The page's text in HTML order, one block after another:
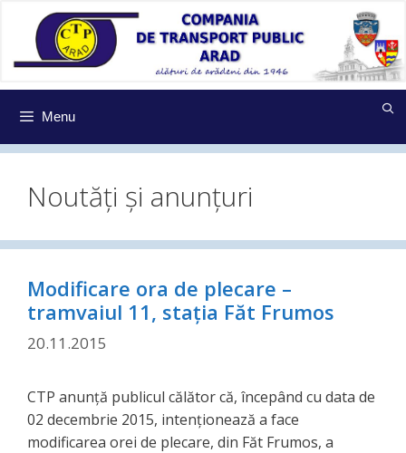
conținut
Menu
Noutăți și anunțuri
Modificare ora de plecare –
tramvaiul 11, stația Făt Frumos
20.11.2015
CTP anunţă publicul călător că, începând cu data de
02 decembrie 2015, intenționează a face
modificarea orei de plecare, din Făt Frumos, a